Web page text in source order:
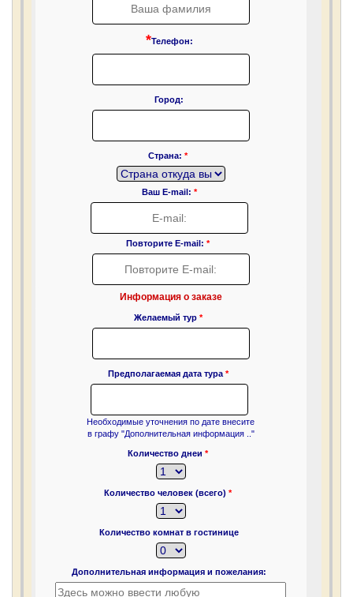
*Телефон:
Город:
Страна: *
Ваш E-mail: *
Повторите E-mail: *
Информация о заказе
Желаемый тур *
Предполагаемая дата тура *
Необходимые уточнения по дате внесите
в графу "Дополнительная информация .."
Количество днеи *
Количество человек (всего) *
Количество комнат в гостинице
Дополнительная информация и пожелания: